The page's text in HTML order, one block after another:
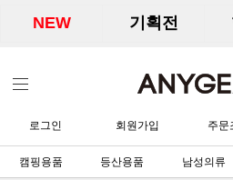
NEW 기획전
로그인 회원가입 주문
캠핑용품 등산용품 남성의류